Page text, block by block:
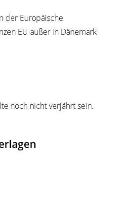
der Europäische
EU außer in Dänemark
noch nicht verjährt sein.